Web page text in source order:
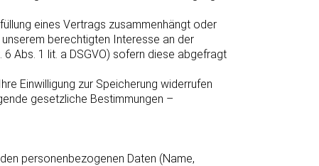
eines Vertrags zusammenhängt oder
berechtigten Interesse an der
Abs. 1 lit. a DSGVO) sofern diese abgefragt
Einwilligung zur Speicherung widerrufen
gesetzliche Bestimmungen –
personenbezogenen Daten (Name,